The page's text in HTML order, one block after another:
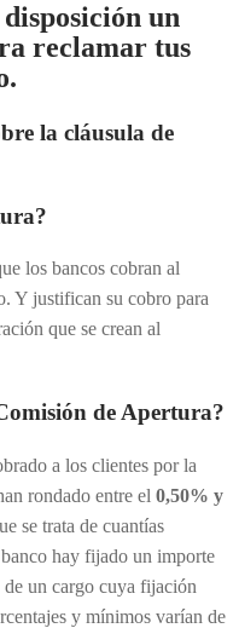
un
reclamar tus
la cláusula de
los bancos cobran al
Y justifican su cobro para
que se crean al
de Apertura?
a los clientes por la
rondado entre el 0,50% y
se trata de cuantías
hay fijado un importe
un cargo cuya fijación
y mínimos varían de